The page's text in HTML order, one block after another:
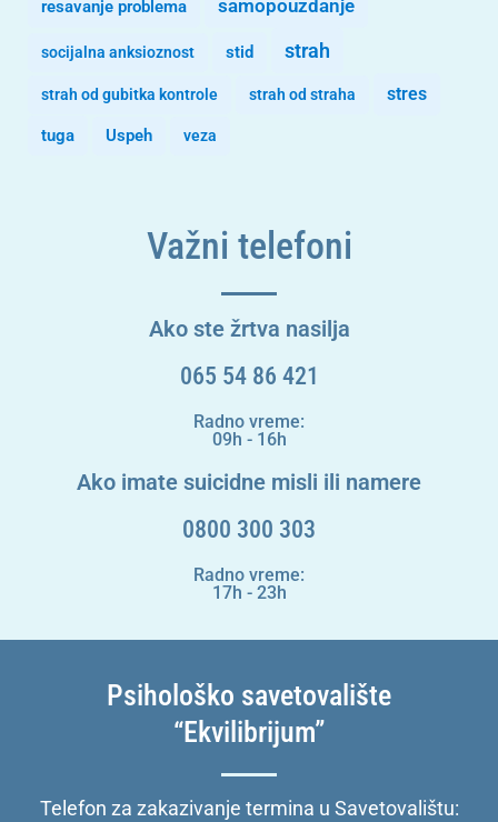
resavanje problema samopouzdanje
socijalna anksioznost stid strah
strah od gubitka kontrole strah od straha stres
tuga Uspeh veza
Važni telefoni
Ako ste žrtva nasilja
065 54 86 421
Radno vreme:
09h - 16h
Ako imate suicidne misli ili namere
0800 300 303
Radno vreme:
17h - 23h
Psihološko savetovalište
“Ekvilibrijum”
Telefon za zakazivanje termina u Savetovalištu: